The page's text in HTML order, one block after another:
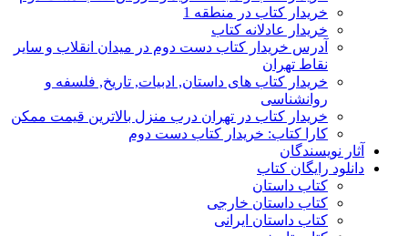
خریدار کتاب در منطقه 1
خریدار عادلانه کتاب
آدرس خریدار کتاب دست دوم در میدان انقلاب و سایر
نقاط تهران
خریدار کتاب های داستان, ادبیات, تاریخ, فلسفه و
روانشناسی
خریدار کتاب در تهران درب منزل بالاترین قیمت ممکن
کارا کتاب: خریدار کتاب دست دوم
آثار نویسندگان
دانلود رایگان کتاب
کتاب داستان
کتاب داستان خارجی
کتاب داستان ایرانی